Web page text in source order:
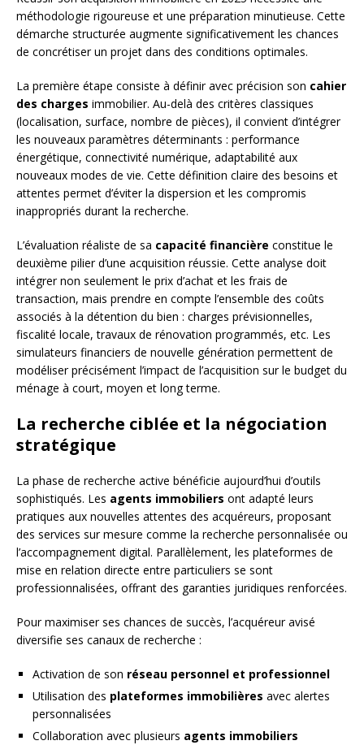
méthodologie rigoureuse et une préparation minutieuse. Cette
démarche structurée augmente significativement les chances
de concrétiser un projet dans des conditions optimales.
La première étape consiste à définir avec précision son cahier
des charges immobilier. Au-delà des critères classiques
(localisation, surface, nombre de pièces), il convient d’intégrer
les nouveaux paramètres déterminants : performance
énergétique, connectivité numérique, adaptabilité aux
nouveaux modes de vie. Cette définition claire des besoins et
attentes permet d’éviter la dispersion et les compromis
inappropriés durant la recherche.
L’évaluation réaliste de sa capacité financière constitue le
deuxième pilier d’une acquisition réussie. Cette analyse doit
intégrer non seulement le prix d’achat et les frais de
transaction, mais prendre en compte l’ensemble des coûts
associés à la détention du bien : charges prévisionnelles,
fiscalité locale, travaux de rénovation programmés, etc. Les
simulateurs financiers de nouvelle génération permettent de
modéliser précisément l’impact de l’acquisition sur le budget du
ménage à court, moyen et long terme.
La recherche ciblée et la négociation
stratégique
La phase de recherche active bénéficie aujourd’hui d’outils
sophistiqués. Les agents immobiliers ont adapté leurs
pratiques aux nouvelles attentes des acquéreurs, proposant
des services sur mesure comme la recherche personnalisée ou
l’accompagnement digital. Parallèlement, les plateformes de
mise en relation directe entre particuliers se sont
professionnalisées, offrant des garanties juridiques renforcées.
Pour maximiser ses chances de succès, l’acquéreur avisé
diversifie ses canaux de recherche :
Activation de son réseau personnel et professionnel
Utilisation des plateformes immobilières avec alertes
personnalisées
Collaboration avec plusieurs agents immobiliers